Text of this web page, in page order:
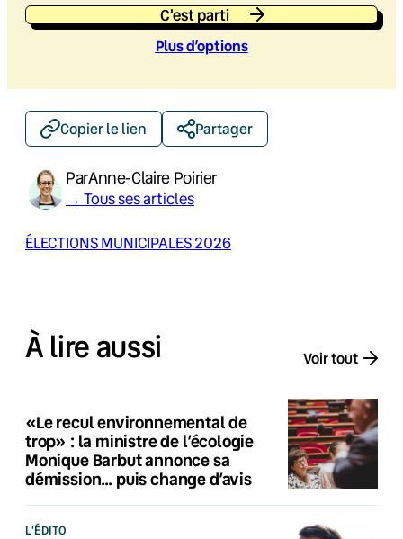
C'est parti
Plus d’options
Copier le lien Partager
ParAnne-Claire Poirier
→ Tous ses articles
ÉLECTIONS MUNICIPALES 2026
À lire aussi Voir tout
«Le recul environnemental de
trop» : la ministre de l’écologie
Monique Barbut annonce sa
démission… puis change d’avis
L'ÉDITO